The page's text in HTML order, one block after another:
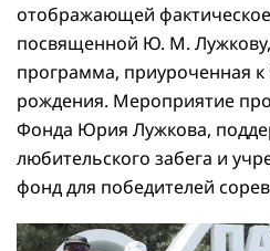
отображающей
посвященной Ю. М.
программа, приуроченная к
рождения. Мероприятие
Фонда Юрия Лужкова,
любительского забега и
фонд для победителей